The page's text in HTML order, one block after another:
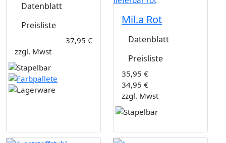
Datenblatt
Preisliste
37,95 €
zzgl. Mwst
Mil.a Rot
Datenblatt
Preisliste
35,95 €
34,95 €
zzgl. Mwst